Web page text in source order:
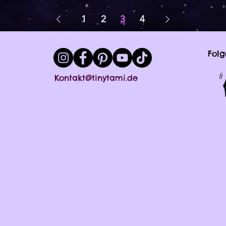
1 2 3 4
Kontakt@tinytami.de